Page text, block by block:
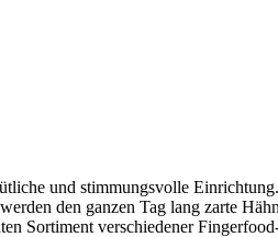
und stimmungsvolle
den ganzen Tag lang zarte
Sortiment verschiedener